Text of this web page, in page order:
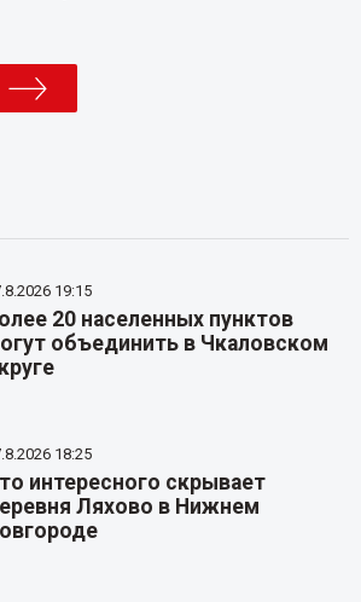
19:15
20 населенных пунктов
объединить в Чкаловском
18:25
интересного скрывает
Ляхово в Нижнем